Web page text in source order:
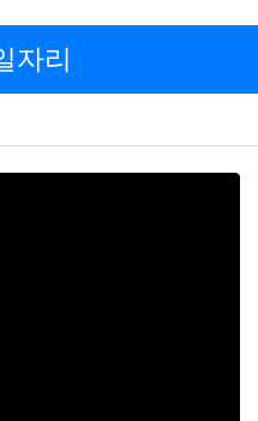
는 경우 수집일로부터 5영
을 재생할 수 없는 기술적
자리